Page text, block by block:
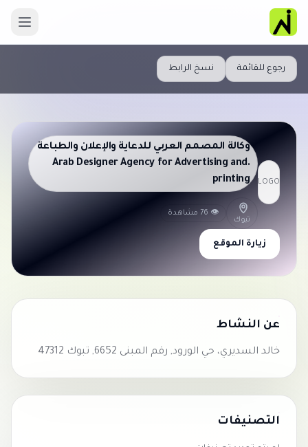
رجوع للقائمة نسخ الرابط
LOGO
وكالة المصمم العربي للدعاية والإعلان والطباعة
.Arab Designer Agency for Advertising and
printing
تبوك
👁 76 مشاهدة
زيارة الموقع
عن النشاط
خالد السديري، حي الورود, رقم المبنى 6652, تبوك 47312
التصنيفات